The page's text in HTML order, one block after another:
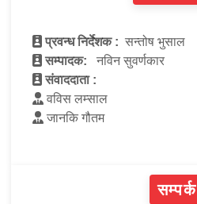
प्रवन्ध निर्देशक : सन्तोष भुसाल
सम्पादक:
नविन सुवर्णकार
संवाददाता :
वविस लम्साल
जानकि गौतम
सम्पर्क